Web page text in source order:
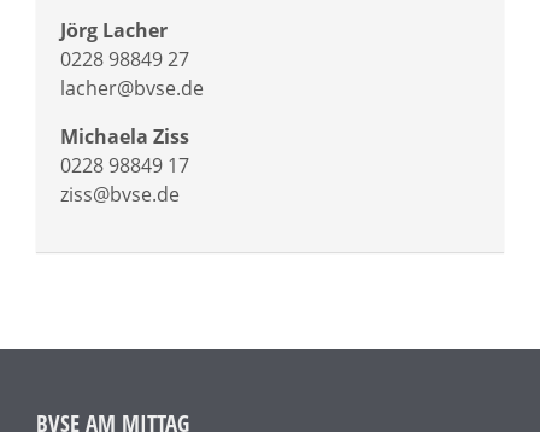
Jörg Lacher
0228 98849 27
lacher@bvse.de
Michaela Ziss
0228 98849 17
ziss@bvse.de
BVSE AM MITTAG